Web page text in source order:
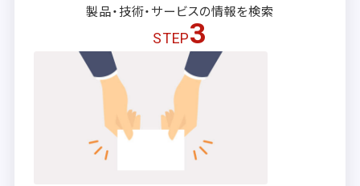
製品・技術・サービスの情報を検索
STEP3